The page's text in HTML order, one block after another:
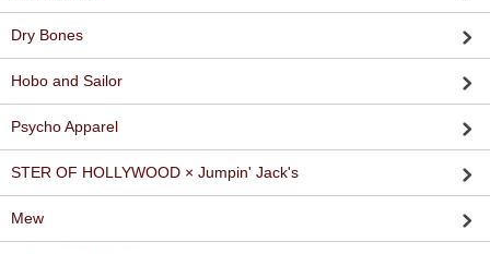
Dry Bones
Hobo and Sailor
Psycho Apparel
STER OF HOLLYWOOD × Jumpin' Jack's
Mew